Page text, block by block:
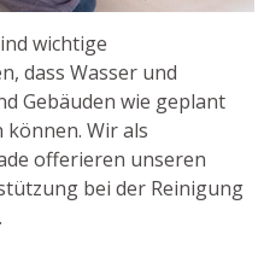
wichtige
dass Wasser und
Gebäuden wie geplant
Wir als
offerieren unseren
bei der Reinigung